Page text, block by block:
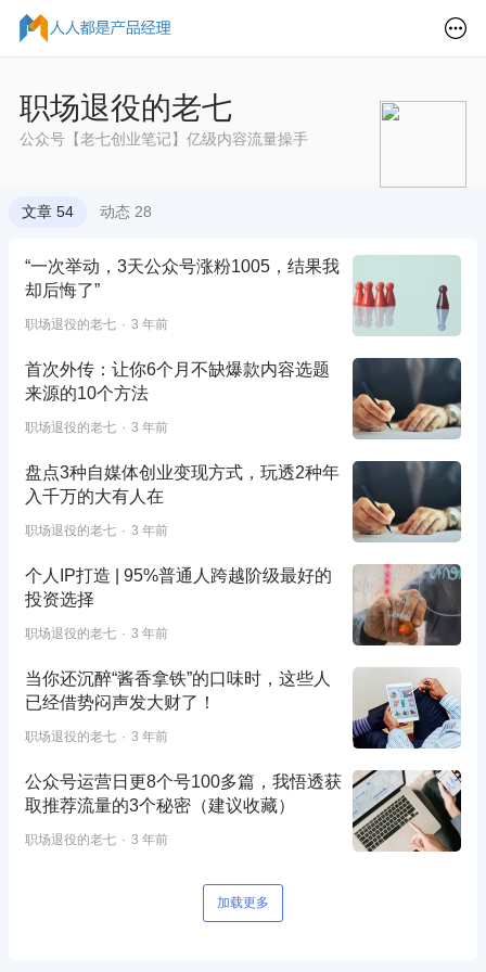
职场退役的老七
公众号【老七创业笔记】亿级内容流量操手
文章 54 动态 28
“一次举动，3天公众号涨粉1005，结果我
却后悔了”
职场退役的老七 3 年前
首次外传：让你6个月不缺爆款内容选题
来源的10个方法
职场退役的老七 3 年前
盘点3种自媒体创业变现方式，玩透2种年
入千万的大有人在
职场退役的老七 3 年前
个人IP打造 | 95%普通人跨越阶级最好的
投资选择
职场退役的老七 3 年前
当你还沉醉“酱香拿铁”的口味时，这些人
已经借势闷声发大财了！
职场退役的老七 3 年前
公众号运营日更8个号100多篇，我悟透获
取推荐流量的3个秘密（建议收藏）
职场退役的老七 3 年前
加载更多